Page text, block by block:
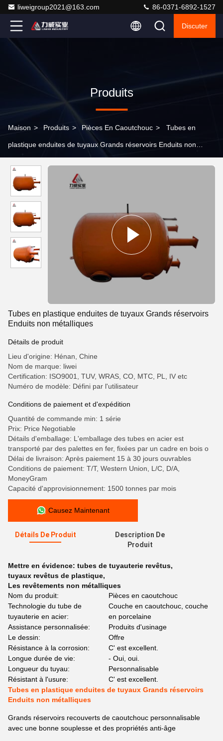
liweigroup2021@163.com 86-0371-6892-1527
Discuter
Produits
Maison > Produits > Pièces En Caoutchouc > Tubes en
plastique enduites de tuyaux Grands réservoirs Enduits non
Tubes en plastique enduites de tuyaux Grands réservoirs
Enduits non métalliques
Détails de produit
Lieu d'origine: Hénan, Chine
Nom de marque: liwei
Certification: ISO9001, TUV, WRAS, CO, MTC, PL, IV etc
Numéro de modèle: Défini par l'utilisateur
Conditions de paiement et d'expédition
Quantité de commande min: 1 série
Prix: Price Negotiable
Détails d'emballage: L'emballage des tubes en acier est
transporté par des palettes en fer, fixées par un cadre en bois o
Délai de livraison: Après paiement 15 à 30 jours ouvrables
Conditions de paiement: T/T, Western Union, L/C, D/A,
MoneyGram
Capacité d'approvisionnement: 1500 tonnes par mois
Causez Maintenant
Détails De Produit
Description De
Produit
Mettre en évidence: tubes de tuyauterie revêtus,
tuyaux revêtus de plastique,
Les revêtements non métalliques
Nom du produit:
Pièces en caoutchouc
Technologie du tube de
tuyauterie en acier:
Couche en caoutchouc, couche
en porcelaine
Assistance personnalisée:
Produits d'usinage
Le dessin:
Offre
Résistance à la corrosion:
C' est excellent.
Longue durée de vie:
- Oui, oui.
Longueur du tuyau:
Personnalisable
Résistant à l'usure:
C' est excellent.
Tubes en plastique enduites de tuyaux Grands réservoirs
Enduits non métalliques
Grands réservoirs recouverts de caoutchouc personnalisable
avec une bonne souplesse et des propriétés anti-âge